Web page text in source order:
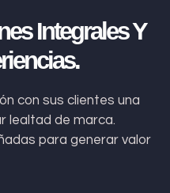
Integrales Y
con sus clientes una
lealtad de marca.
para generar valor